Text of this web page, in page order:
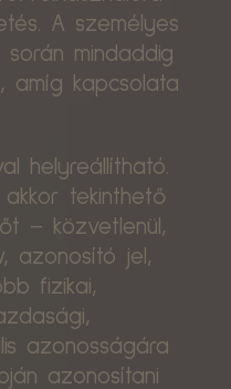
A személyes
mindaddig
amíg kapcsolata
helyreállítható.
tekinthető
– közvetlenül,
azonosító jel,
fizikai,
azonosságára
azonosítani